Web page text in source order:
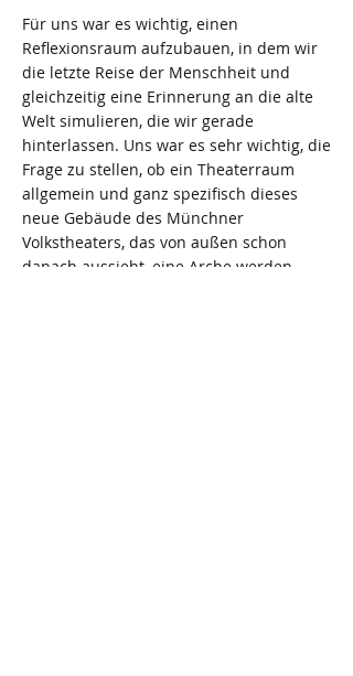
Für uns war es wichtig, einen
Reflexionsraum aufzubauen, in dem wir
die letzte Reise der Menschheit und
gleichzeitig eine Erinnerung an die alte
Welt simulieren, die wir gerade
hinterlassen. Uns war es sehr wichtig, die
Frage zu stellen, ob ein Theaterraum
allgemein und ganz spezifisch dieses
neue Gebäude des Münchner
Volkstheaters, das von außen schon
danach aussieht, eine Arche werden